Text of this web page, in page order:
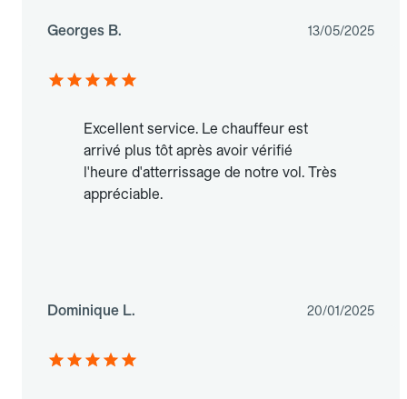
Georges B. 13/05/2025
Excellent service. Le chauffeur est
arrivé plus tôt après avoir vérifié
l'heure d'atterrissage de notre vol. Très
appréciable.
Dominique L. 20/01/2025